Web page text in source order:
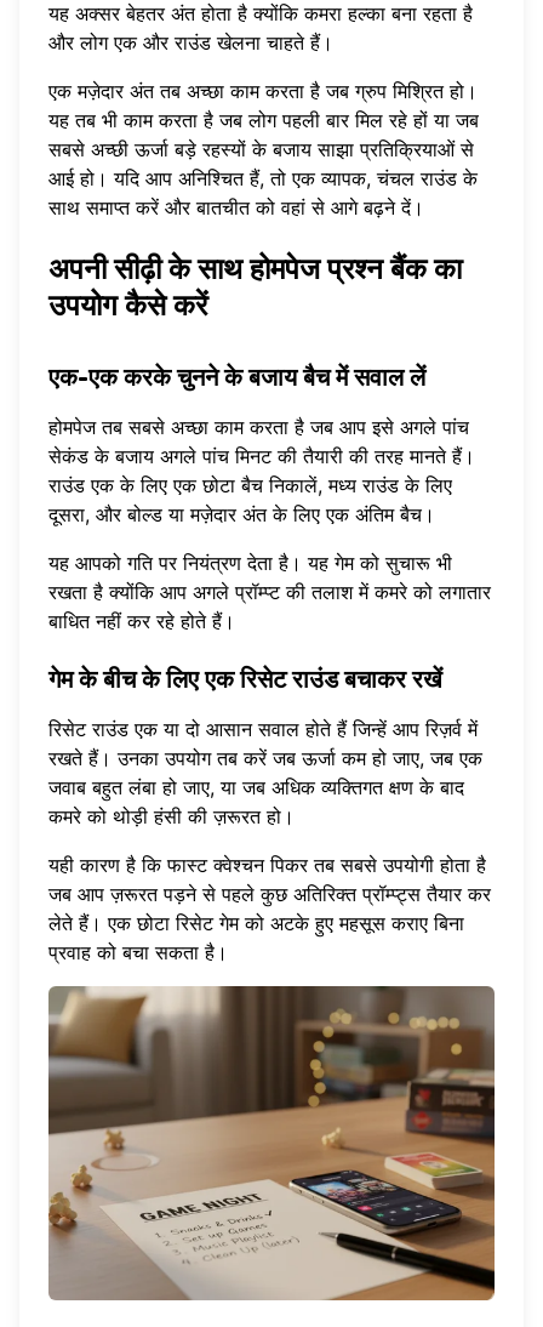
यह अक्सर बेहतर अंत होता है क्योंकि कमरा हल्का बना रहता है
और लोग एक और राउंड खेलना चाहते हैं।
एक मज़ेदार अंत तब अच्छा काम करता है जब ग्रुप मिश्रित हो।
यह तब भी काम करता है जब लोग पहली बार मिल रहे हों या जब
सबसे अच्छी ऊर्जा बड़े रहस्यों के बजाय साझा प्रतिक्रियाओं से
आई हो। यदि आप अनिश्चित हैं, तो एक व्यापक, चंचल राउंड के
साथ समाप्त करें और बातचीत को वहां से आगे बढ़ने दें।
अपनी सीढ़ी के साथ होमपेज प्रश्न बैंक का
उपयोग कैसे करें
एक-एक करके चुनने के बजाय बैच में सवाल लें
होमपेज तब सबसे अच्छा काम करता है जब आप इसे अगले पांच
सेकंड के बजाय अगले पांच मिनट की तैयारी की तरह मानते हैं।
राउंड एक के लिए एक छोटा बैच निकालें, मध्य राउंड के लिए
दूसरा, और बोल्ड या मज़ेदार अंत के लिए एक अंतिम बैच।
यह आपको गति पर नियंत्रण देता है। यह गेम को सुचारू भी
रखता है क्योंकि आप अगले प्रॉम्प्ट की तलाश में कमरे को लगातार
बाधित नहीं कर रहे होते हैं।
गेम के बीच के लिए एक रिसेट राउंड बचाकर रखें
रिसेट राउंड एक या दो आसान सवाल होते हैं जिन्हें आप रिज़र्व में
रखते हैं। उनका उपयोग तब करें जब ऊर्जा कम हो जाए, जब एक
जवाब बहुत लंबा हो जाए, या जब अधिक व्यक्तिगत क्षण के बाद
कमरे को थोड़ी हंसी की ज़रूरत हो।
यही कारण है किफास्ट क्वेश्चन पिकरतब सबसे उपयोगी होता है
जब आप ज़रूरत पड़ने से पहले कुछ अतिरिक्त प्रॉम्प्ट्स तैयार कर
लेते हैं। एक छोटा रिसेट गेम को अटके हुए महसूस कराए बिना
प्रवाह को बचा सकता है।